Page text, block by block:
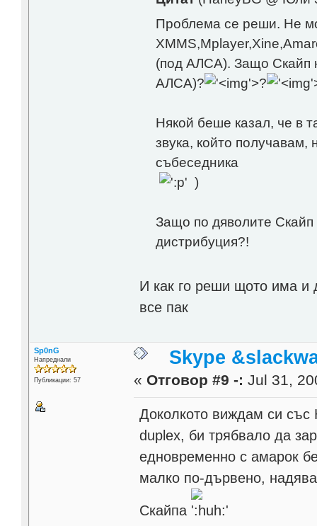
Проблема се реши. Не
(под АЛСА). Защо Скайп
АЛСА)?
'>?
Някой беше казал, че в
звука, който
събеседника
)
Защо по дяволите Скайп
дистрибуция?!
И как го реши щото има и
все пак
Sp0nG
Напреднали
Публикации: 57
Skype
« Отговор #9 -: Jul 31,
Доколкото виждам си със
duplex, би трябвало да
едновременно с амарок
малко по-дървено,
Скайпа